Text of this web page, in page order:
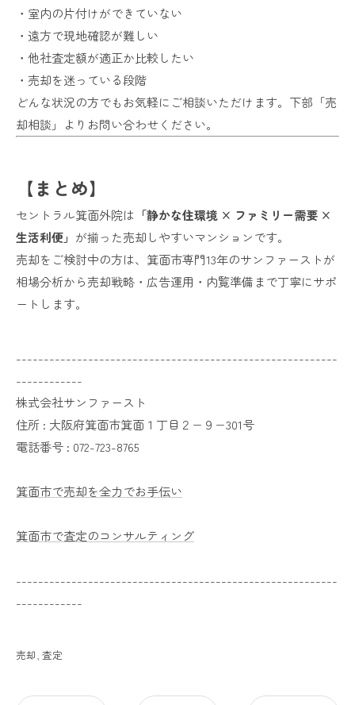
・室内の片付けができていない
・遠方で現地確認が難しい
・他社査定額が適正か比較したい
・売却を迷っている段階
どんな状況の方でもお気軽にご相談いただけます。下部「売
却相談」よりお問い合わせください。
【まとめ】
セントラル箕面外院は 「静かな住環境 × ファミリー需要 ×
生活利便」 が揃った売却しやすいマンションです。
売却をご検討中の方は、箕面市専門13年のサンファーストが
相場分析から売却戦略・広告運用・内覧準備まで丁寧にサポ
ートします。
----------------------------------------------------------
------------
株式会社サンファースト
住所 : 大阪府箕面市箕面１丁目２−９−301号
電話番号 : 072-723-8765
箕面市で売却を全力でお手伝い
箕面市で査定のコンサルティング
----------------------------------------------------------
------------
売却 査定